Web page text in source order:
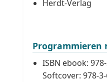
Herdt-Verlag
Programmieren
ISBN ebook:
Softcover: 978-